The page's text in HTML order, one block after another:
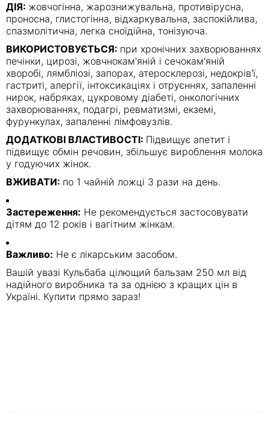
ДІЯ: жовчогінна, жарознижувальна, противірусна,
проносна, глистогінна, відхаркувальна, заспокійлива,
спазмолітична, легка сноїдійна, тонізуюча.
ВИКОРИСТОВУЄТЬСЯ: при хронічних захворюваннях
печінки, цирозі, жовчнокам'яній і сечокам'яній
хворобі, лямбліозі, запорах, атеросклерозі, недокрів'ї,
гастриті, алергії, інтоксикаціях і отруєннях, запаленні
нирок, набряках, цукровому діабеті, онкологічних
захворюваннях, подагрі, ревматизмі, екземі,
фурункулах, запаленні лімфовузлів.
ДОДАТКОВІ ВЛАСТИВОСТІ: Підвищує апетит і
підвищує обмін речовин, збільшує вироблення молока
у годуючих жінок.
ВЖИВАТИ: по 1 чайній ложці 3 рази на день.
Застереження: Не рекомендується застосовувати
дітям до 12 років і вагітним жінкам.
Важливо: Не є лікарським засобом.
Вашій увазі Кульбаба цілющий бальзам 250 мл від
надійного виробника та за однією з кращих цін в
Україні. Купити прямо зараз!